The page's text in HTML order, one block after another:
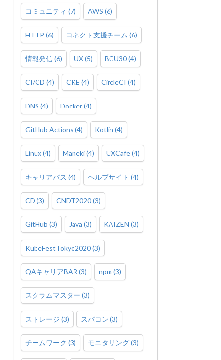
コミュニティ (7) AWS (6)
HTTP (6) コネクト支援チーム (6)
情報発信(6) UX(5) BCU30(4)
CI/CD (4) CKE (4) CircleCI (4)
DNS (4) Docker(4)
GitHub Actions (4) Kotlin (4)
Linux(4) Maneki(4) UXCafe(4)
キャリアパス (4) ヘルプサイト (4)
CD (3) CNDT2020(3)
GitHub (3) Java (3) KAIZEN (3)
KubeFestTokyo2020(3)
QAキャリアBAR (3) npm (3)
スクラムマスター (3)
ストレージ (3) スパコン (3)
チームワーク (3) モニタリング(3)